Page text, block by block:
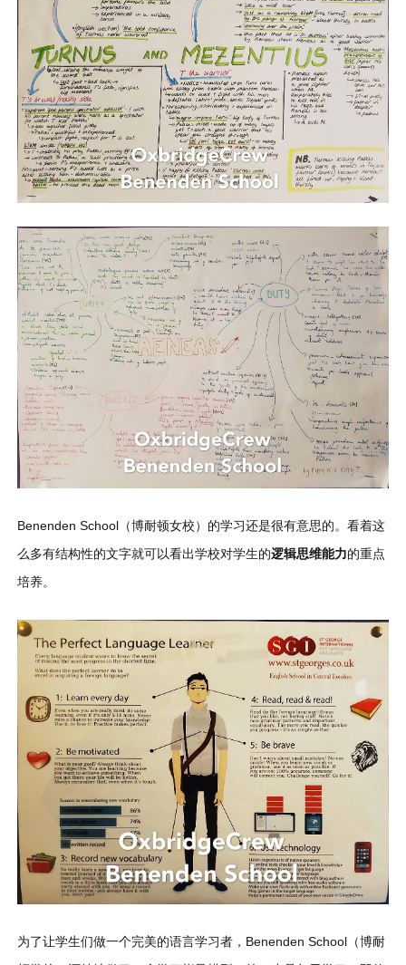
Benenden School（博耐顿女校）的学习还是很有意思的。看着这
么多有结构性的文字就可以看出学校对学生的逻辑思维能力的重点
培养。
为了让学生们做一个完美的语言学习者，Benenden School（博耐